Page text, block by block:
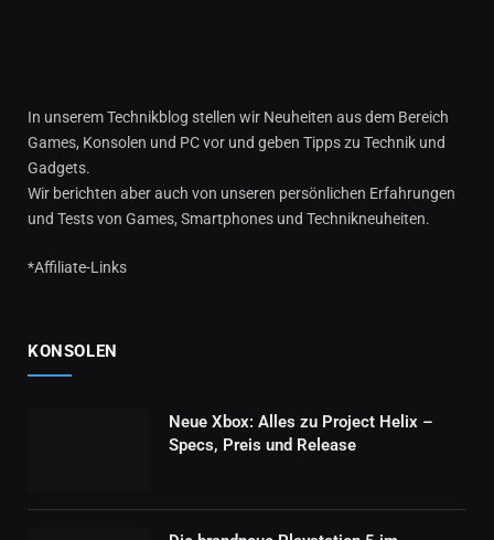
In unserem Technikblog stellen wir Neuheiten aus dem Bereich
Games, Konsolen und PC vor und geben Tipps zu Technik und
Gadgets.
Wir berichten aber auch von unseren persönlichen Erfahrungen
und Tests von Games, Smartphones und Technikneuheiten.
*Affiliate-Links
KONSOLEN
Neue Xbox: Alles zu Project Helix –
Specs, Preis und Release